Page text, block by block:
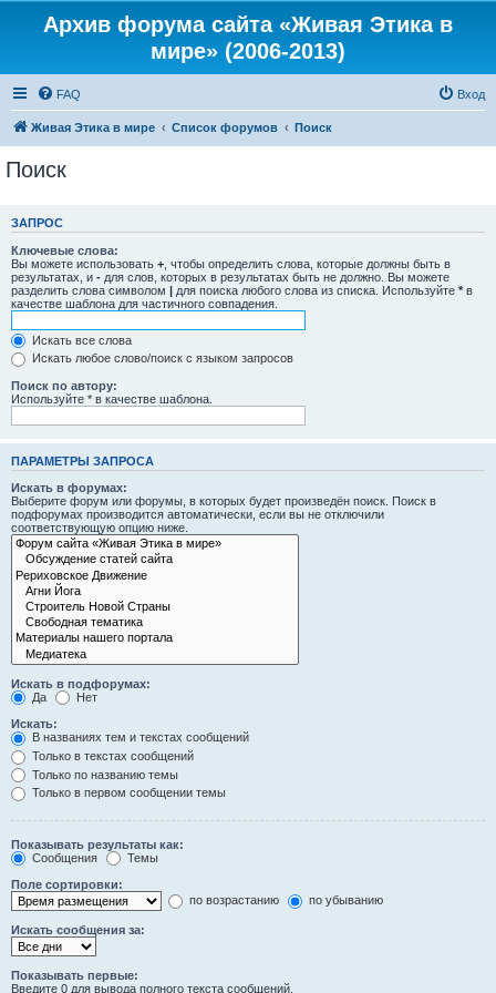
Архив форума сайта «Живая Этика в
мире» (2006-2013)
FAQ Вход
Живая Этика в мире Список форумов Поиск
Поиск
ЗАПРОС
Ключевые слова:
Вы можете использовать + , чтобы определить слова, которые должны быть в
результатах, и - для слов, которых в результатах быть не должно. Вы можете
разделить слова символом | для поиска любого слова из списка. Используйте * в
качестве шаблона для частичного совпадения.
Искать все слова
Искать любое слово/поиск с языком запросов
Поиск по автору:
Используйте * в качестве шаблона.
ПАРАМЕТРЫ ЗАПРОСА
Искать в форумах:
Выберите форум или форумы, в которых будет произведён поиск. Поиск в
подфорумах производится автоматически, если вы не отключили
соответствующую опцию ниже.
Искать в подфорумах:
Да
Нет
Искать:
В названиях тем и текстах сообщений
Только в текстах сообщений
Только по названию темы
Только в первом сообщении темы
Показывать результаты как:
Сообщения
Темы
Поле сортировки:
по возрастанию
по убыванию
Искать сообщения за:
Показывать первые:
Введите 0 для вывода полного текста сообщений.